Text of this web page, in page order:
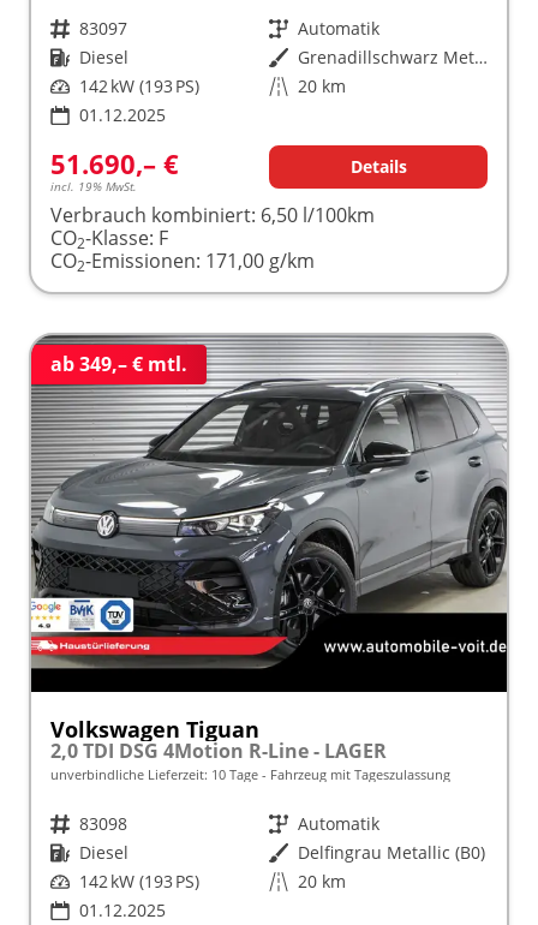
Fahrzeugnr. 83097 Getriebe Automatik
Kraftstoff Diesel Außenfarbe
Grenadillschwarz Metallic (0E)
Leistung 142 kW (193 PS) Kilometerstand 20 km
01.12.2025
51.690,– €
incl. 19% MwSt.
Details
Verbrauch kombiniert: 6,50 l/100km
CO2-Klasse: F
CO2-Emissionen: 171,00 g/km
ab 349,– € mtl.
Volkswagen Tiguan
2,0 TDI DSG 4Motion R-Line - LAGER
unverbindliche Lieferzeit: 10 Tage Fahrzeug mit Tageszulassung
Fahrzeugnr. 83098 Getriebe Automatik
Kraftstoff Diesel Außenfarbe Delfingrau Metallic (B0)
Leistung 142 kW (193 PS) Kilometerstand 20 km
01.12.2025